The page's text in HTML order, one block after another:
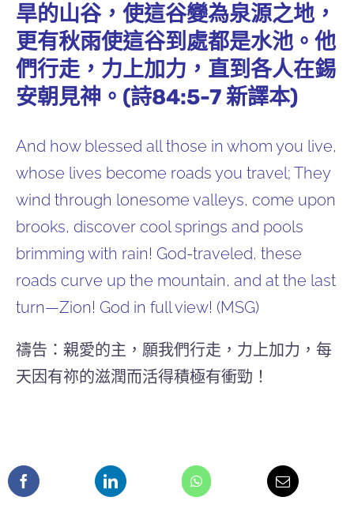
旱的山谷，使這谷變為泉源之地，
更有秋雨使這谷到處都是水池。他
們行走，力上加力，直到各人在錫
安朝見神。(詩84:5-7 新譯本)
And how blessed all those in whom you live,
whose lives become roads you travel; They
wind through lonesome valleys, come upon
brooks, discover cool springs and pools
brimming with rain! God-traveled, these
roads curve up the mountain, and at the last
turn—Zion! God in full view! (MSG)
禱告：親愛的主，願我們行走，力上加力，每
天因有祢的滋潤而活得積極有衝勁！